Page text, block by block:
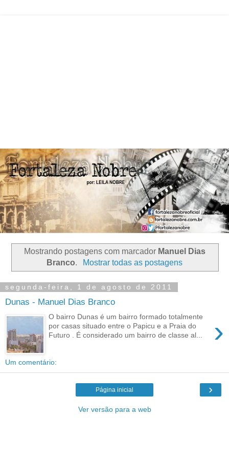
Mostrando postagens com marcador Manuel Dias
Branco. Mostrar todas as postagens
segunda-feira, 1 de agosto de 2011
Dunas - Manuel Dias Branco
›
O bairro Dunas é um bairro formado totalmente
por casas situado entre o Papicu e a Praia do
Futuro . É considerado um bairro de classe al...
Um comentário:
›
Página inicial
Ver versão para a web